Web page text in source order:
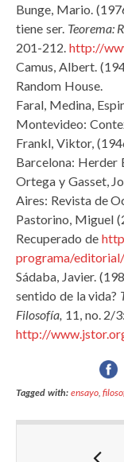
Bunge, Mario.
tiene ser. Teorema:
201-212. http://
Camus, Albert.
Random House.
Faral, Medina,
Montevideo:
Frankl, Viktor,
Barcelona: Herder
Ortega y Gasset,
Aires: Revista de
Pastorino, Miguel
Recuperado de
programa/
Sádaba, Javier.
sentido de la vida?
Filosofía, 11, no. 2/
http://
Tagged with: ensayo,